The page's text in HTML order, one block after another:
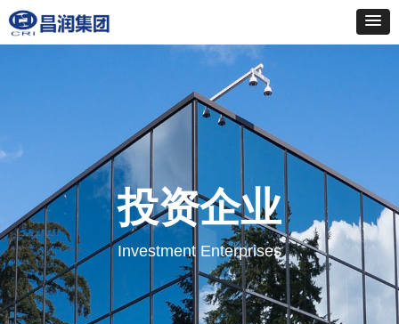
投资企业
Investment Enterprises